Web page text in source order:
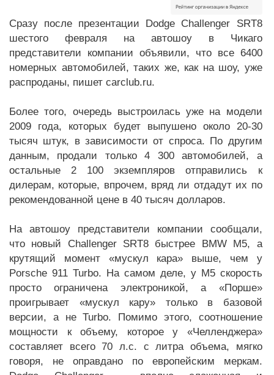
Сразу после презентации Dodge Challenger SRT8
шестого февраля на автошоу в Чикаго
представители компании объявили, что все 6400
номерных автомобилей, таких же, как на шоу, уже
распроданы, пишет carclub.ru.
Более того, очередь выстроилась уже на модели
2009 года, которых будет выпушено около 20-30
тысяч штук, в зависимости от спроса. По другим
данным, продали только 4 300 автомобилей, а
остальные 2 100 экземпляров отправились к
дилерам, которые, впрочем, вряд ли отдадут их по
рекомендованной цене в 40 тысяч долларов.
На автошоу представители компании сообщали,
что новый Challenger SRT8 быстрее BMW M5, а
крутящий момент «мускул кара» выше, чем у
Porsche 911 Turbo. На самом деле, у M5 скорость
просто ограничена электроникой, а «Порше»
проигрывает «мускул кару» только в базовой
версии, а не Turbo. Помимо этого, соотношение
мощности к объему, которое у «Челленджера»
составляет всего 70 л.с. с литра объема, мягко
говоря, не оправдано по европейским меркам.